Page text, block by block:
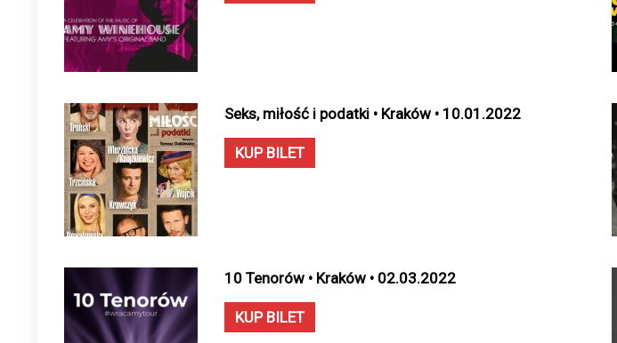
Seks, miłość i podatki • Kraków • 10.01.2022
KUP BILET
10 Tenorów • Kraków • 02.03.2022
KUP BILET